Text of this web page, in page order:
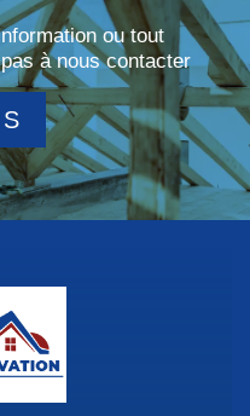
ou tout
à nous contacter